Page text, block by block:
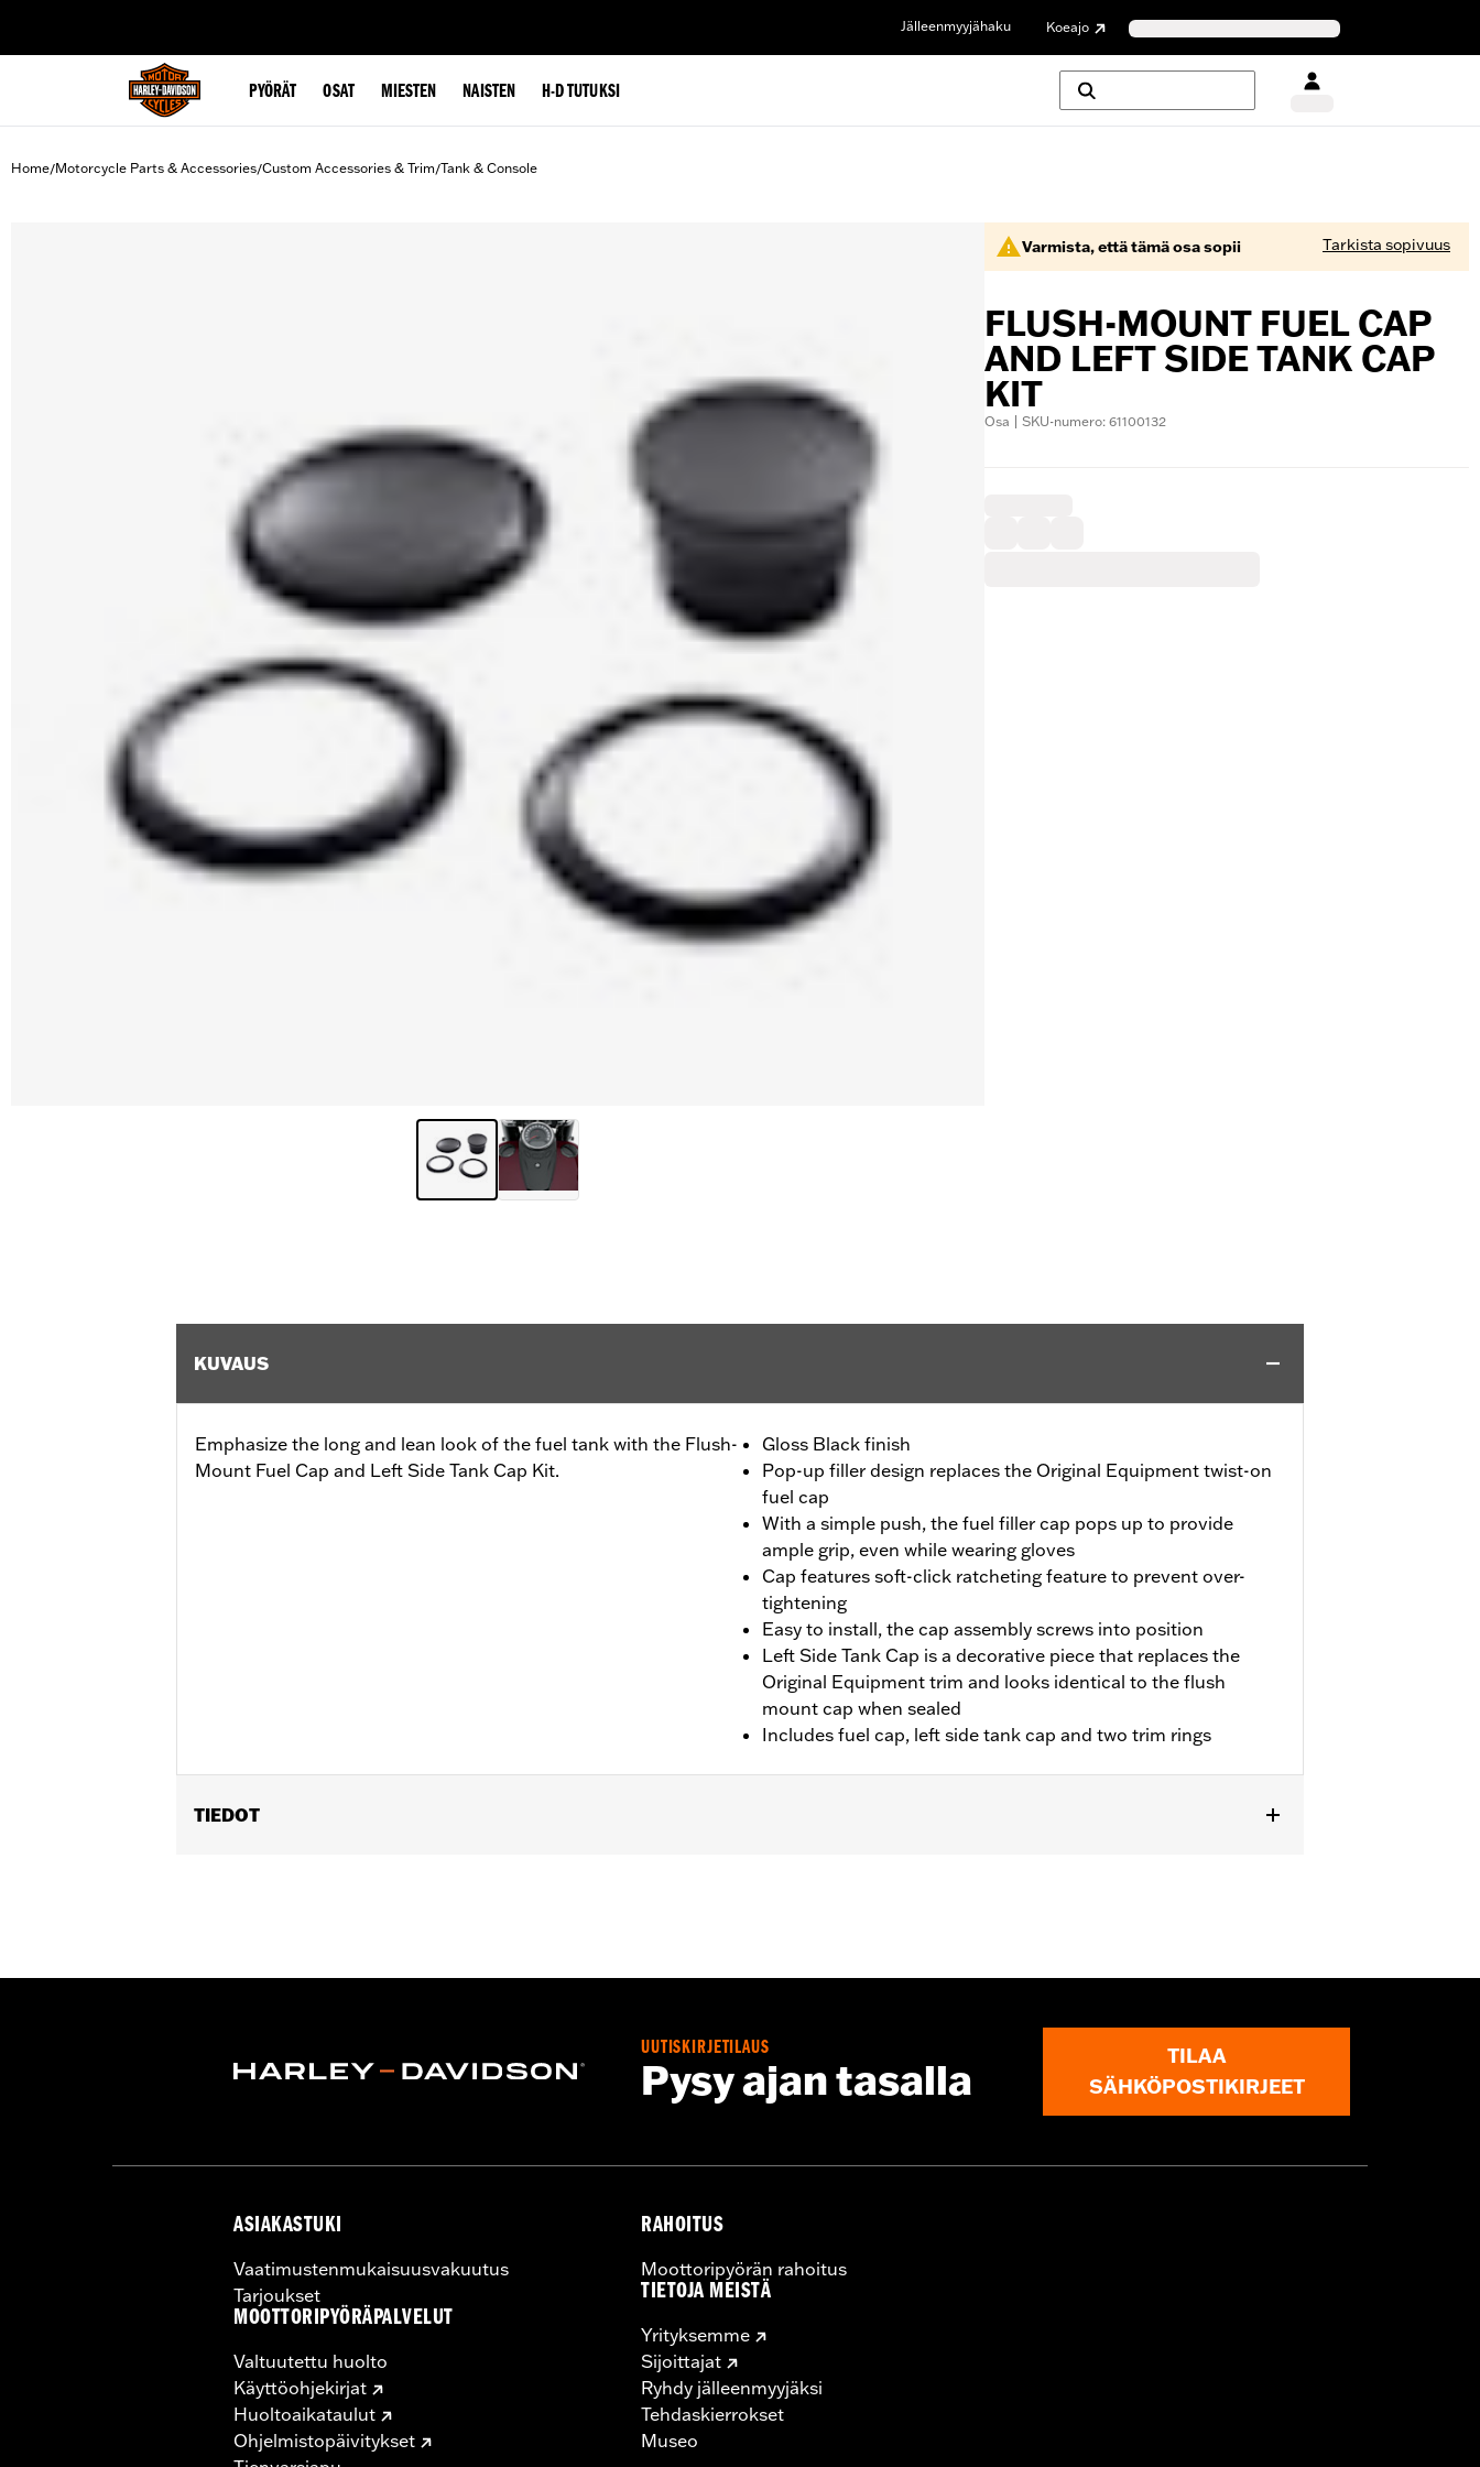
Jälleenmyyjähaku Koeajo
PYÖRÄT OSAT MIESTEN NAISTEN H-D TUTUKSI
Home/Motorcycle Parts & Accessories/Custom Accessories & Trim/Tank & Console
Varmista, että tämä osa sopii Tarkista sopivuus
FLUSH-MOUNT FUEL CAP
AND LEFT SIDE TANK CAP
KIT
Osa | SKU-numero: 61100132
KUVAUS
Emphasize the long and lean look of the fuel tank with the Flush-
Mount Fuel Cap and Left Side Tank Cap Kit.
Gloss Black finish
Pop-up filler design replaces the Original Equipment twist-on
fuel cap
With a simple push, the fuel filler cap pops up to provide
ample grip, even while wearing gloves
Cap features soft-click ratcheting feature to prevent over-
tightening
Easy to install, the cap assembly screws into position
Left Side Tank Cap is a decorative piece that replaces the
Original Equipment trim and looks identical to the flush
mount cap when sealed
Includes fuel cap, left side tank cap and two trim rings
TIEDOT
WARRANTY:1 year limited warranty – Go towww.h-d.com/warrantyfor full details
UUTISKIRJETILAUS
Pysy ajan tasalla
TILAA
SÄHKÖPOSTIKIRJEET
ASIAKASTUKI
Vaatimustenmukaisuusvakuutus
Tarjoukset
MOOTTORIPYÖRÄPALVELUT
Valtuutettu huolto
Käyttöohjekirjat
Huoltoaikataulut
Ohjelmistopäivitykset
RAHOITUS
Moottoripyörän rahoitus
TIETOJA MEISTÄ
Yrityksemme
Sijoittajat
Ryhdy jälleenmyyjäksi
Tehdaskierrokset
Museo